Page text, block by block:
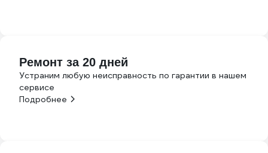
Ремонт за 20 дней
Устраним любую неисправность по гарантии в нашем
сервисе
Подробнее